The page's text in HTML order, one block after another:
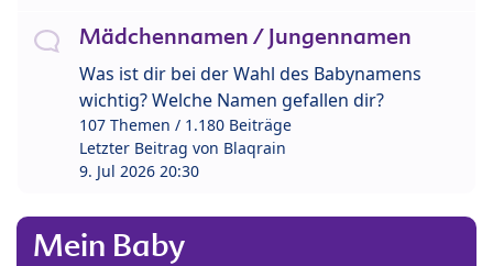
Mädchennamen / Jungennamen
Was ist dir bei der Wahl des Babynamens
wichtig? Welche Namen gefallen dir?
107 Themen / 1.180 Beiträge
Letzter Beitrag von Blaqrain
9. Jul 2026 20:30
Mein Baby